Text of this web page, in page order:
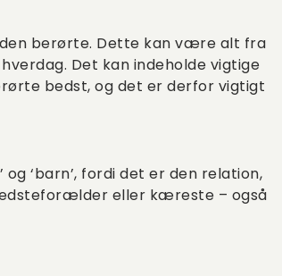
berørte. Dette kan være alt fra
Det kan indeholde vigtige
bedst, og det er derfor vigtigt
‘barn’, fordi det er den relation,
eller kæreste – også